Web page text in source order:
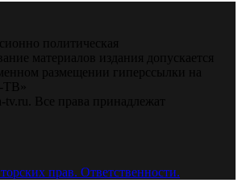
политическая
материалов издания допускается
размещении гиперссылки на
Все права принадлежат
прав. Ответственности.